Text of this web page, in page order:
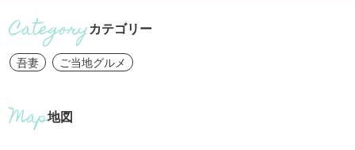
カテゴリー
吾妻 ご当地グルメ
地図